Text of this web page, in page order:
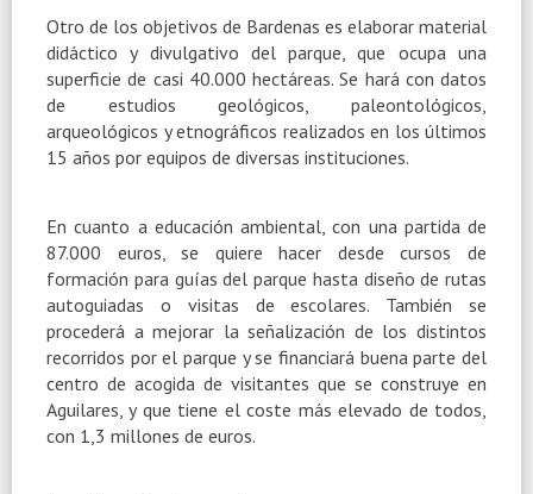
Otro de los objetivos de Bardenas es elaborar material
didáctico y divulgativo del parque, que ocupa una
superficie de casi 40.000 hectáreas. Se hará con datos
de estudios geológicos, paleontológicos,
arqueológicos y etnográficos realizados en los últimos
15 años por equipos de diversas instituciones.
En cuanto a educación ambiental, con una partida de
87.000 euros, se quiere hacer desde cursos de
formación para guías del parque hasta diseño de rutas
autoguiadas o visitas de escolares. También se
procederá a mejorar la señalización de los distintos
recorridos por el parque y se financiará buena parte del
centro de acogida de visitantes que se construye en
Aguilares, y que tiene el coste más elevado de todos,
con 1,3 millones de euros.